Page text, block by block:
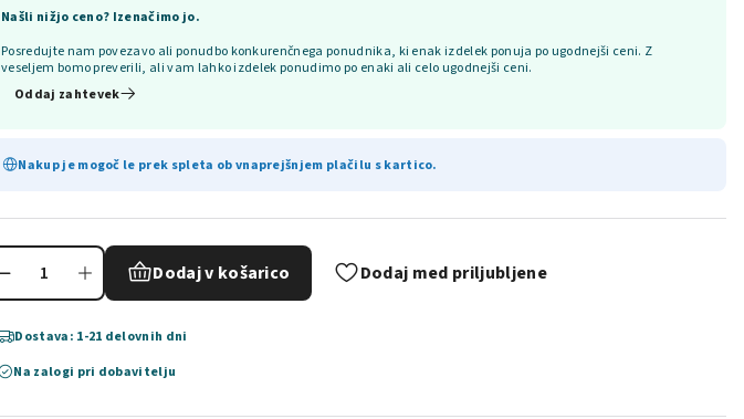
Našli nižjo ceno? Izenačimo jo.
Posredujte nam povezavo ali ponudbo konkurenčnega ponudnika, ki enak izdelek ponuja po ugodnejši ceni. Z
veseljem bomo preverili, ali vam lahko izdelek ponudimo po enaki ali celo ugodnejši ceni.
Oddaj zahtevek
Nakup je mogoč le prek spleta ob vnaprejšnjem plačilu s kartico.
Dodaj v košarico Dodaj med priljubljene
Dostava: 1-21 delovnih dni
Na zalogi pri dobavitelju